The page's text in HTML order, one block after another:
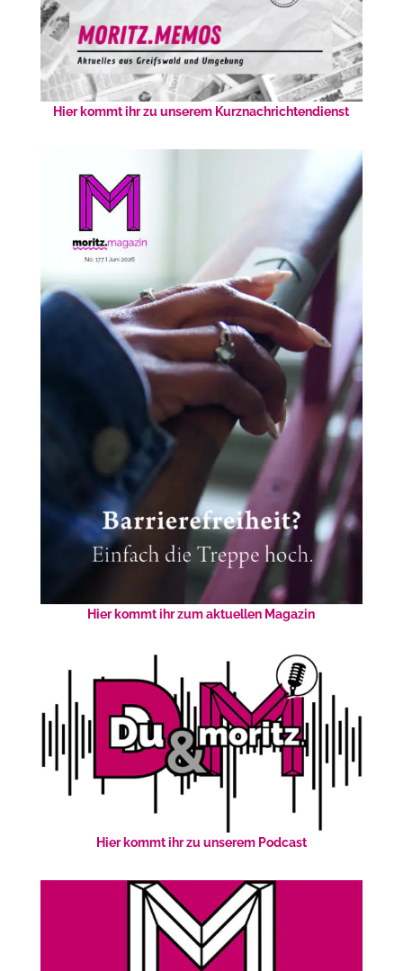
Hier kommt ihr zu unserem Kurznachrichtendienst
Hier kommt ihr zum aktuellen Magazin
Hier kommt ihr zu unserem Podcast